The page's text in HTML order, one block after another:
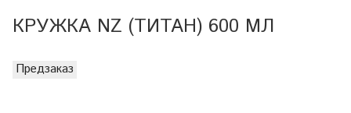
КРУЖКА NZ (ТИТАН) 600 МЛ
Предзаказ